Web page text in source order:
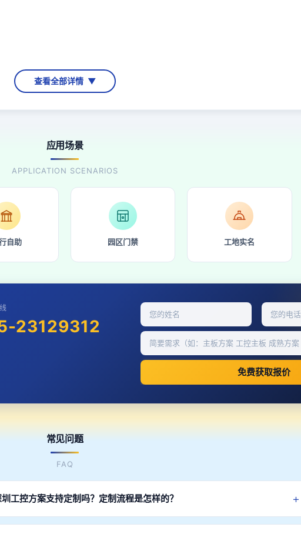
字白板，多媒体教学一体机
，云终端等设备
查看全部详情 ▼
应用场景
APPLICATION SCENARIOS
自助 园区门禁 工地实名
23129312
免费获取报价
常见问题
FAQ
工控方案支持定制吗？定制流程是怎样的？ +
硬件配置选型、软件功能开发、SDK接口对接等。定制流程：需求沟通→方案设